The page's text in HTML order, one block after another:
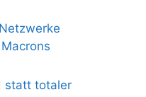
statt totaler